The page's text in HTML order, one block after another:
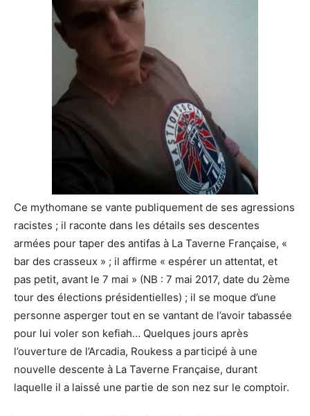
Ce mythomane se vante publiquement de ses agressions
racistes ; il raconte dans les détails ses descentes
armées pour taper des antifas à La Taverne Française, «
bar des crasseux » ; il affirme « espérer un attentat, et
pas petit, avant le 7 mai » (NB : 7 mai 2017, date du 2ème
tour des élections présidentielles) ; il se moque d’une
personne asperger tout en se vantant de l’avoir tabassée
pour lui voler son kefiah… Quelques jours après
l’ouverture de l’Arcadia, Roukess a participé à une
nouvelle descente à La Taverne Française, durant
laquelle il a laissé une partie de son nez sur le comptoir.